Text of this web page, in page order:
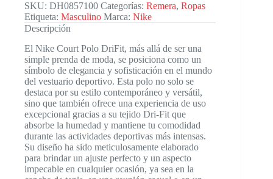
SKU: DH0857100 Categorías: Remera, Ropas
Etiqueta: Masculino Marca: Nike
Descripción
El Nike Court Polo DriFit, más allá de ser una
simple prenda de moda, se posiciona como un
símbolo de elegancia y sofisticación en el mundo
del vestuario deportivo. Esta polo no solo se
destaca por su estilo contemporáneo y versátil,
sino que también ofrece una experiencia de uso
excepcional gracias a su tejido Dri-Fit que
absorbe la humedad y mantiene tu comodidad
durante las actividades deportivas más intensas.
Su diseño ha sido meticulosamente elaborado
para brindar un ajuste perfecto y un aspecto
impecable en cualquier ocasión, ya sea en la